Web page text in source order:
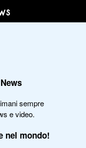
sempre
e video.
nel mondo!